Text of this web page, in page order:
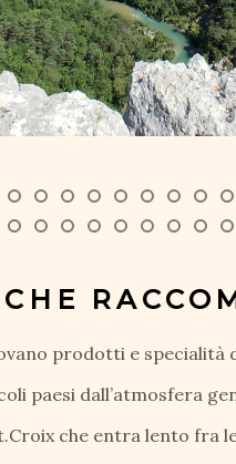
prodotti e specialità
paesi dall’atmosfera
che entra lento fra